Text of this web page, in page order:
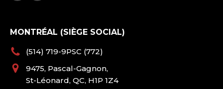
MONTRÉAL (SIÈGE SOCIAL)
(514) 719-9PSC (772)
9475, Pascal-Gagnon,
St-Léonard, QC, H1P 1Z4